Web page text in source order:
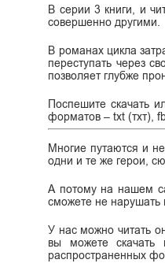
В серии 3 книги, и
совершенно другими.
В романах цикла
переступать через
позволяет глубже
Поспешите скачать
форматов – txt (тхт),
Многие путаются и
одни и те же герои,
А потому на нашем
сможете не нарушать
У нас можно читать
вы можете
распространенных